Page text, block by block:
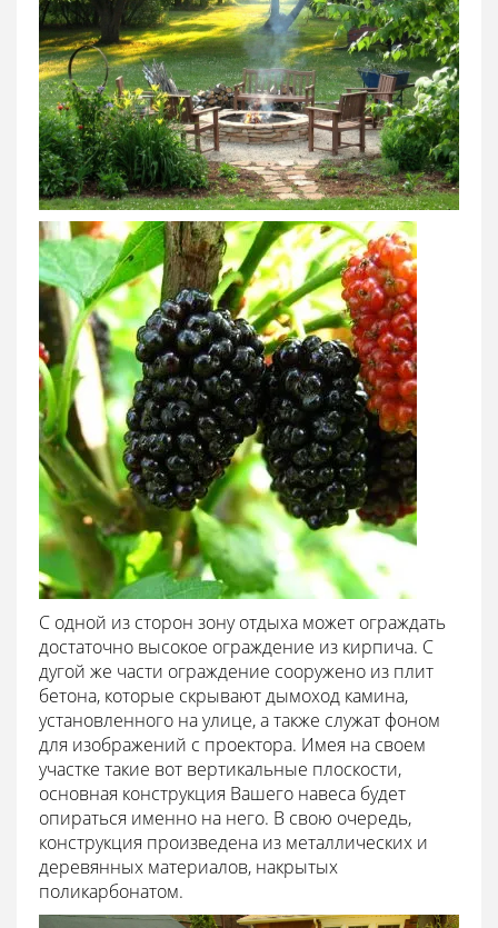
С одной из сторон зону отдыха может ограждать
достаточно высокое ограждение из кирпича. С
дугой же части ограждение сооружено из плит
бетона, которые скрывают дымоход камина,
установленного на улице, а также служат фоном
для изображений с проектора. Имея на своем
участке такие вот вертикальные плоскости,
основная конструкция Вашего навеса будет
опираться именно на него. В свою очередь,
конструкция произведена из металлических и
деревянных материалов, накрытых
поликарбонатом.